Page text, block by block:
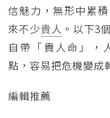
信魅力，無形中累
來不少貴人 。以下3
自帶「貴人命」，
點，容易把危機變成
編輯推薦